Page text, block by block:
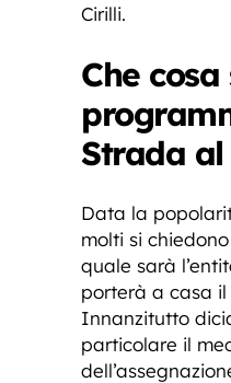
Cirilli.
Che
Strada al
Data la
molti si
quale sarà
porterà a casa il
Innanzitutto
particolare il